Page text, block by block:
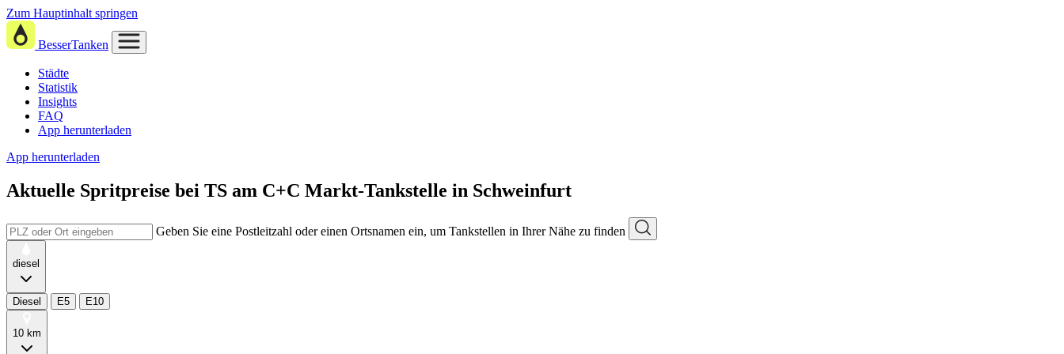
Zum Hauptinhalt springen
BesserTanken
Städte
Statistik
Insights
FAQ
App herunterladen
App herunterladen
Aktuelle Spritpreise bei TS am C+C Markt-Tankstelle in Schweinfurt
Geben Sie eine Postleitzahl oder einen Ortsnamen ein, um Tankstellen in Ihrer Nähe zu finden
diesel
Diesel E5 E10
10 km